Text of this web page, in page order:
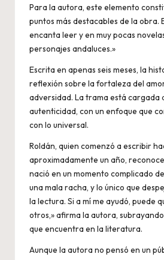
Para la autora, este elemento
puntos más destacables de la obra.
encanta leer y en muy pocas
personajes andaluces.»
Escrita en apenas seis meses, la
reflexión sobre la fortaleza del
adversidad. La trama está cargada
autenticidad, con un enfoque que
con lo universal.
Roldán, quien comenzó a escribir
aproximadamente un año,
nació en un momento complicado
una mala racha, y lo único que
la lectura. Si a mí me ayudó, puede
otros,» afirma la autora,
que encuentra en la literatura.
Aunque la autora no pensó en un